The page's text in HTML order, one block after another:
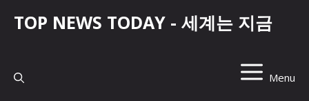
TOP NEWS TODAY - 세계는 지금
Menu